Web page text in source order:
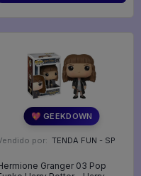
💖 GEEKDOWN
por: TENDA FUN - SP
Granger 03 Pop